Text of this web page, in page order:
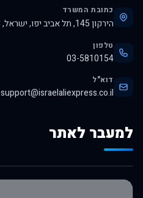
כתובת המשרד
הירקון 145, תל אביב יפו, ישראל, 6345313
טלפון
03-5810154
דוא"ל
support@israelaliexpress.co.il
למעבר לאתר
לרכישה באלי אקספרס